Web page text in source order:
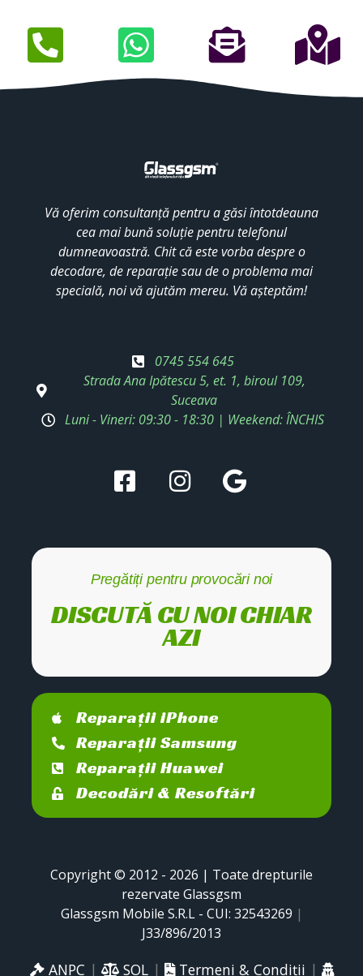
Vă oferim consultanță pentru a găsi întotdeauna
cea mai bună soluție pentru telefonul
dumneavoastră. Chit că este vorba despre o
decodare, de reparație sau de o problema mai
specială, noi vă ajutăm mereu. Vă așteptăm!
0745 554 645
Strada Ana Ipătescu 5, et. 1, biroul 109,
Suceava
Luni - Vineri: 09:30 - 18:30 | Weekend: ÎNCHIS
Pregătiți pentru provocări noi
DISCUTĂ CU NOI CHIAR
AZI
Reparații iPhone
Reparații Samsung
Reparații Huawei
Decodări & Resoftări
Copyright © 2012 - 2026 | Toate drepturile
rezervate Glassgsm
Glassgsm Mobile S.R.L - CUI: 32543269 |
J33/896/2013
ANPC | SOL| Termeni & Condiții |